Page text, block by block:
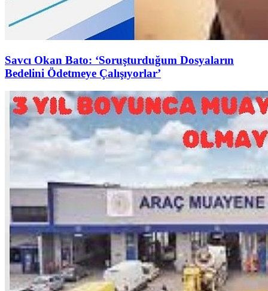
Savcı Okan Bato: ‘Soruşturduğum Dosyaların
Bedelini Ödetmeye Çalışıyorlar’